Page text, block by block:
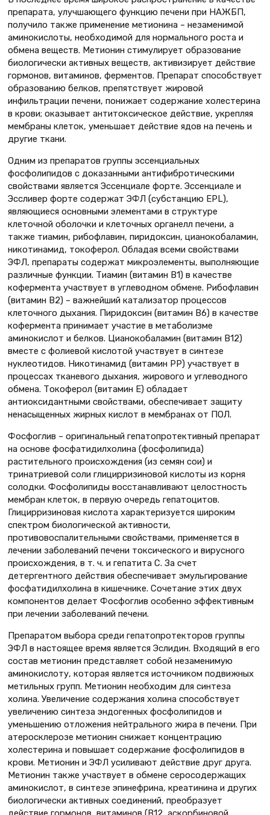
препарата, улучшающего функцию печени при НАЖБП,
получило также применение метионина – незаменимой
аминокислоты, необходимой для нормального роста и
обмена веществ. Метионин стимулирует образование
биологически активных веществ, активизирует действие
гормонов, витаминов, ферментов. Препарат способствует
образованию белков, препятствует жировой
инфильтрации печени, понижает содержание холестерина
в крови; оказывает антитоксическое действие, укрепляя
мембраны клеток, уменьшает действие ядов на печень и
другие ткани.
Одним из препаратов группы эссенциальных
фосфолипидов с доказанными антифибротическими
свойствами является Эссенциале форте. Эссенциале и
Эссливер форте содержат ЭФЛ (субстанцию EPL),
являющиеся основными элементами в структуре
клеточной оболочки и клеточных органелл печени, а
также тиамин, рибофлавин, пиридоксин, цианокобаламин,
никотинамид, токоферол. Обладая всеми свойствами
ЭФЛ, препараты содержат микроэлементы, выполняющие
различные функции. Тиамин (витамин В1) в качестве
кофермента участвует в углеводном обмене. Рибофлавин
(витамин В2) – важнейший катализатор процессов
клеточного дыхания. Пиридоксин (витамин B6) в качестве
кофермента принимает участие в метаболизме
аминокислот и белков. Цианокобаламин (витамин B12)
вместе с фолиевой кислотой участвует в синтезе
нуклеотидов. Никотинамид (витамин РР) участвует в
процессах тканевого дыхания, жирового и углеводного
обмена. Токоферол (витамин Е) обладает
антиоксидантными свойствами, обеспечивает защиту
ненасыщенных жирных кислот в мембранах от ПОЛ.
Фосфоглив – оригинальный гепатопротективный препарат
на основе фосфатидилхолина (фосфолипида)
растительного происхождения (из семян сои) и
тринатриевой соли глицирризиновой кислоты из корня
солодки. Фосфолипиды восстанавливают целостность
мембран клеток, в первую очередь гепатоцитов.
Глицирризиновая кислота характеризуется широким
спектром биологической активности,
противовоспалительными свойствами, применяется в
лечении заболеваний печени токсического и вирусного
происхождения, в т. ч. и гепатита С. За счет
детергентного действия обеспечивает эмульгирование
фосфатидилхолина в кишечнике. Сочетание этих двух
компонентов делает Фосфоглив особенно эффективным
при лечении заболеваний печени.
Препаратом выбора среди гепатопротекторов группы
ЭФЛ в настоящее время является Эслидин. Входящий в его
состав метионин представляет собой незаменимую
аминокислоту, которая является источником подвижных
метильных групп. Метионин необходим для синтеза
холина. Увеличение содержания холина способствует
увеличению синтеза эндогенных фосфолипидов и
уменьшению отложения нейтрального жира в печени. При
атеросклерозе метионин снижает концентрацию
холестерина и повышает содержание фосфолипидов в
крови. Метионин и ЭФЛ усиливают действие друг друга.
Метионин также участвует в обмене серосодержащих
аминокислот, в синтезе эпинефрина, креатинина и других
биологически активных соединений, преобразует